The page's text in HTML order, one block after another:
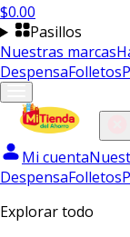
$0.00
Pasillos
Nuestras marcas
DespensaFolletos
Mi cuenta
DespensaFolletos
Explorar todo